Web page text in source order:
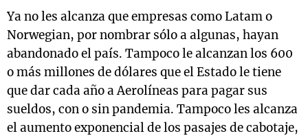
Ya no les alcanza que empresas como Latam o
Norwegian, por nombrar sólo a algunas, hayan
abandonado el país. Tampoco le alcanzan los 600
o más millones de dólares que el Estado le tiene
que dar cada año a Aerolíneas para pagar sus
sueldos, con o sin pandemia. Tampoco les alcanza
el aumento exponencial de los pasajes de cabotaje,